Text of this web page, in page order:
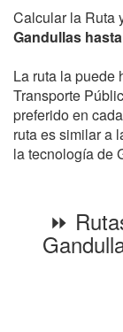
Calcular la Ruta
Gandullas
La ruta la puede
Transporte
preferido en
ruta es similar a
la tecnología de
⏩